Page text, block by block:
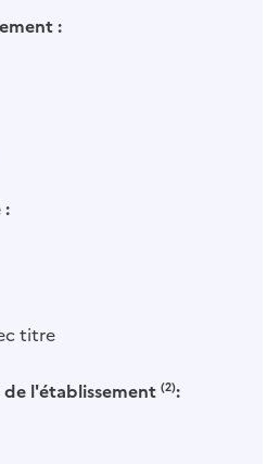
:
:
titre
de l'établissement (2):